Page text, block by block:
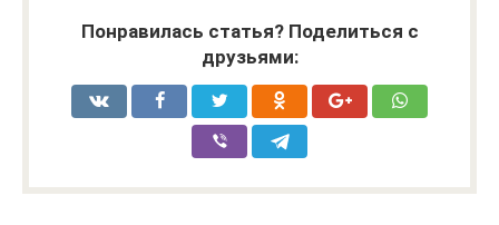
Понравилась статья? Поделиться с
друзьями: